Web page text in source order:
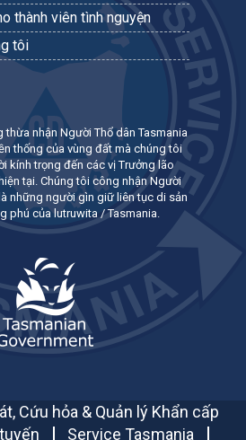
thành viên tình nguyện
tôi
thừa nhận Người Thổ dân Tasmania
thống của vùng đất mà chúng tôi
kính trọng đến các vị Trưởng lão
tại. Chúng tôi công nhận Người
những người gìn giữ liên tục di sản
phú của lutruwita / Tasmania.
Cứu hỏa & Quản lý Khẩn cấp
Service Tasmania